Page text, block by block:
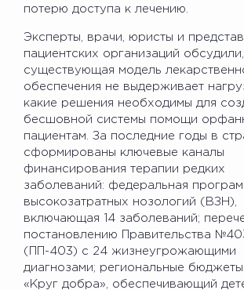
потерю доступа к лечению.
Эксперты, врачи, юристы и
пациентских организаций
существующая модель
обеспечения не выдерживает
какие решения необходимы для
бесшовной системы помощи
пациентам. За последние годы в
сформированы ключевые каналы
финансирования терапии редких
заболеваний: федеральная
высокозатратных нозологий (ВЗН),
включающая 14 заболеваний;
постановлению Правительства
(ПП-403) с 24 жизнеугрожающими
диагнозами; региональные
«Круг добра», обеспечивающий